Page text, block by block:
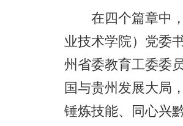
在四个篇章中，
业技术学院）党委
州省委教育工委委
国与贵州发展大局
锤炼技能、同心兴